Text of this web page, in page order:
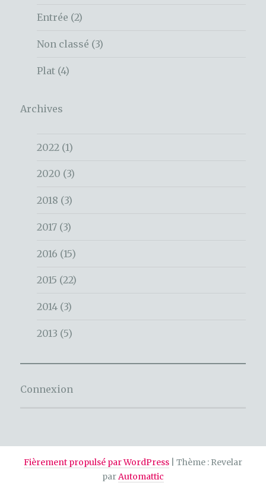
Entrée (2)
Non classé (3)
Plat (4)
Archives
2022 (1)
2020 (3)
2018 (3)
2017 (3)
2016 (15)
2015 (22)
2014 (3)
2013 (5)
Connexion
Fièrement propulsé par WordPress
Thème : Revelar
parAutomattic